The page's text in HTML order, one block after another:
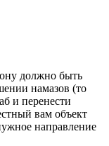
должно быть
намазов (то
и перенести
вам объект
направление